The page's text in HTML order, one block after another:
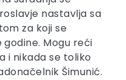
nastavlja sa
za koji se
Mogu reći
i nikada se toliko
Šimunić.